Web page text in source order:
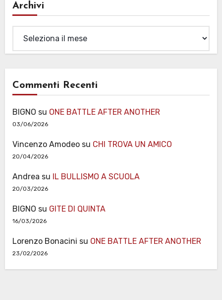
Archivi
Commenti Recenti
BIGNO su ONE BATTLE AFTER ANOTHER
03/06/2026
Vincenzo Amodeosu CHI TROVA UN AMICO
20/04/2026
Andrea su IL BULLISMO A SCUOLA
20/03/2026
BIGNO su GITE DI QUINTA
16/03/2026
Lorenzo Bonacini su ONE BATTLE AFTER ANOTHER
23/02/2026